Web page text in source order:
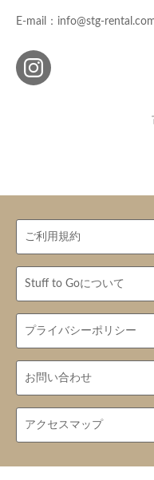
E-mail：info@stg-
ご利用規約
Stuff to Goについて
プライバシーポリシー
お問い合わせ
アクセスマップ